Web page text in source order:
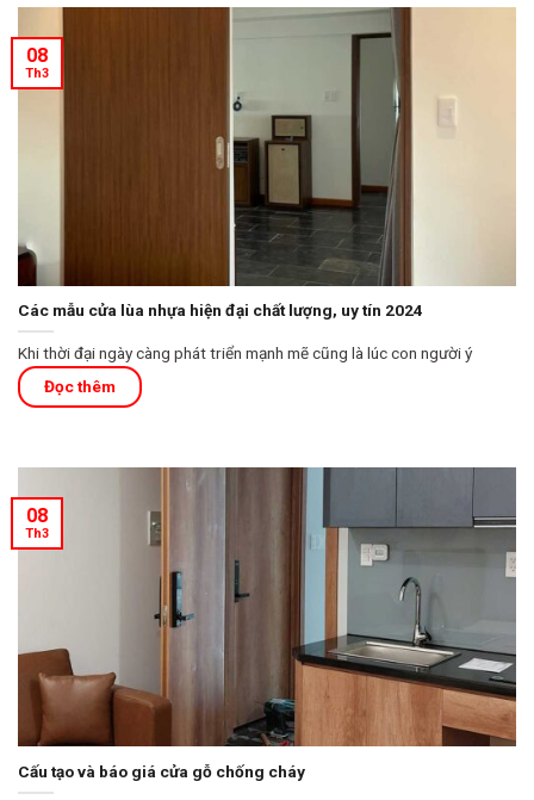
Các mẫu cửa lùa nhựa hiện đại chất lượng, uy tín 2024
Khi thời đại ngày càng phát triển mạnh mẽ cũng là lúc con người ý
08
Th3
Cấu tạo và báo giá cửa gỗ chống cháy
08
Th3